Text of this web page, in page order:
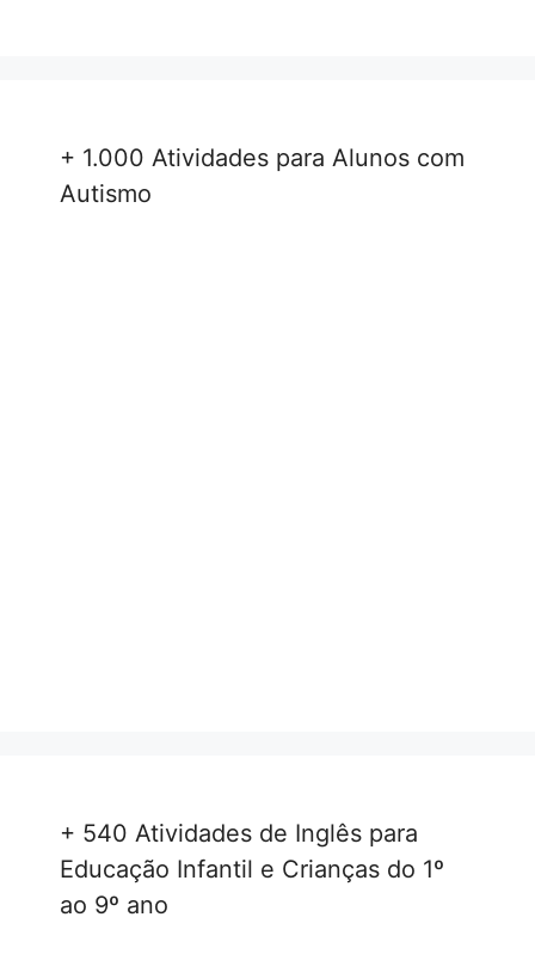
+ 1.000 Atividades para Alunos com
Autismo
+ 540 Atividades de Inglês para
Educação Infantil e Crianças do 1º
ao 9º ano